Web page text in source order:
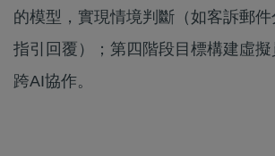
的模型，實現情境判斷（如客訴郵
指引回覆）；第四階段目標構建虛
跨AI協作。